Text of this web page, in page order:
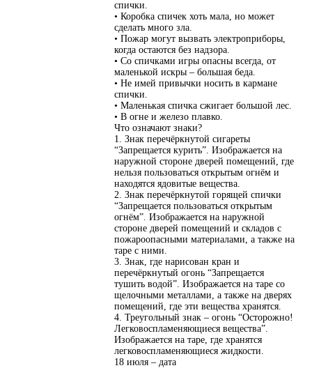
спички.
• Коробка спичек хоть мала, но может
сделать много зла.
• Пожар могут вызвать электроприборы,
когда остаются без надзора.
• Со спичками игры опасны всегда, от
маленькой искры – большая беда.
• Не имей привычки носить в кармане
спички.
• Маленькая спичка сжигает большой лес.
• В огне и железо плавко.
Что означают знаки?
1. Знак перечёркнутой сигареты
“Запрещается курить”. Изображается на
наружной стороне дверей помещений, где
нельзя пользоваться открытым огнём и
находятся ядовитые вещества.
2. Знак перечёркнутой горящей спички
“Запрещается пользоваться открытым
огнём”. Изображается на наружной
стороне дверей помещений и складов с
пожароопасными материалами, а также на
таре с ними.
3. Знак, где нарисован кран и
перечёркнутый огонь “Запрещается
тушить водой”. Изображается на таре со
щелочными металлами, а также на дверях
помещений, где эти вещества хранятся.
4. Треугольный знак – огонь “Осторожно!
Легковоспламеняющиеся вещества”.
Изображается на таре, где хранятся
легковоспламеняющиеся жидкости.
18 июля – дата